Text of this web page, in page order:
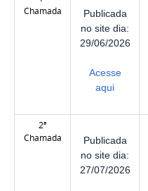
Chamada
Publicada
no site dia:
29/06/2026
Acesse
aqui
2ª
Chamada
Publicada
no site dia:
27/07/2026